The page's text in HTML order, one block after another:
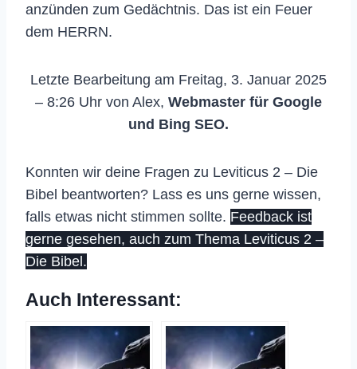
anzünden zum Gedächtnis. Das ist ein Feuer
dem HERRN.
Letzte Bearbeitung am Freitag, 3. Januar 2025
– 8:26 Uhr von Alex, Webmaster für Google
und Bing SEO.
Konnten wir deine Fragen zu Leviticus 2 – Die
Bibel beantworten? Lass es uns gerne wissen,
falls etwas nicht stimmen sollte. Feedback ist
gerne gesehen, auch zum Thema Leviticus 2 –
Die Bibel.
Auch Interessant: